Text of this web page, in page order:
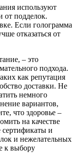
используют
от подделок.
Если голограмма
отказаться от
– это
подхода.
как репутация
доставки. Не
немного
вариантов,
что здоровье –
на качестве
сертификаты и
и нежелательных
к выбору